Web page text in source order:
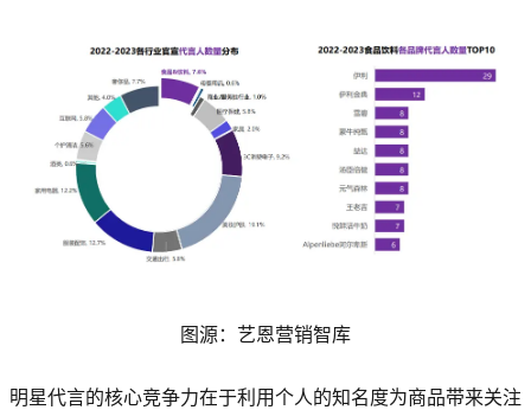
图源：艺恩营销智库
明星代言的核心竞争力在于利用个人的知名度为商品带来关注